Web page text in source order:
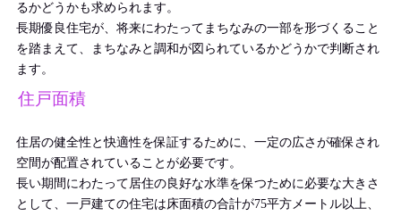
るかどうかも求められます。
長期優良住宅が、将来にわたってまちなみの一部を形づくること
を踏まえて、まちなみと調和が図られているかどうかで判断され
ます。
住戸面積
住居の健全性と快適性を保証するために、一定の広さが確保され
空間が配置されていることが必要です。
長い期間にわたって居住の良好な水準を保つために必要な大きさ
として、一戸建ての住宅は床面積の合計が75平方メートル以上、